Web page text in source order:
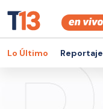
Lo Último